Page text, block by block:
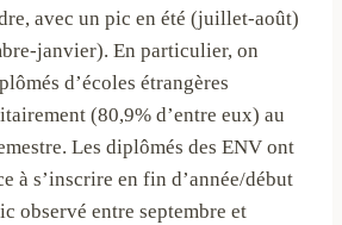
avec un pic en été (juillet-août)
janvier). En particulier, on
d’écoles étrangères
(80,9% d’entre eux) au
Les diplômés des ENV ont
à s’inscrire en fin d’année/début
observé entre septembre et